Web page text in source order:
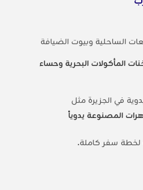
الساحلية وبيوت الضيافة
المأكولات البحرية وحساء
في الجزيرة مثل
المصنوعة يدوياً
لخطة سفر كاملة.